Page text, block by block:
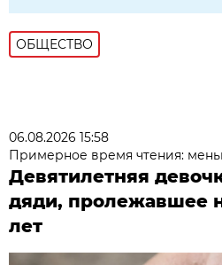
ОБЩЕСТВО
06.08.2026 15:58
Примерное время чтения:
Девятилетняя
дяди, пролежавшее
лет